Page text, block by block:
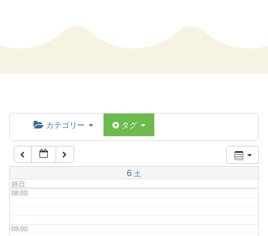
カテゴリー タグ
6 土
終日
04:00
07:00
08:00
09:00